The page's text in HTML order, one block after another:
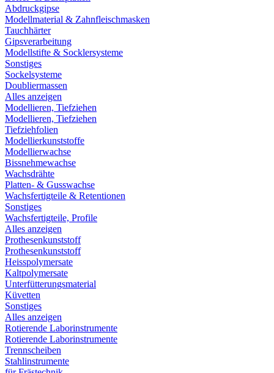
Abdruckgipse
Modellmaterial & Zahnfleischmasken
Tauchhärter
Gipsverarbeitung
Modellstifte & Socklersysteme
Sonstiges
Sockelsysteme
Doubliermassen
Alles anzeigen
Modellieren, Tiefziehen
Modellieren, Tiefziehen
Tiefziehfolien
Modellierkunststoffe
Modellierwachse
Bissnehmewachse
Wachsdrähte
Platten- & Gusswachse
Wachsfertigteile & Retentionen
Sonstiges
Wachsfertigteile, Profile
Alles anzeigen
Prothesenkunststoff
Prothesenkunststoff
Heisspolymersate
Kaltpolymersate
Unterfütterungsmaterial
Küvetten
Sonstiges
Alles anzeigen
Rotierende Laborinstrumente
Rotierende Laborinstrumente
Trennscheiben
Stahlinstrumente